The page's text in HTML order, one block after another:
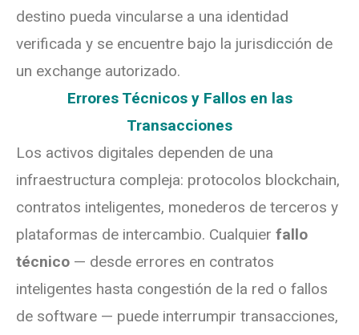
destino pueda vincularse a una identidad
verificada y se encuentre bajo la jurisdicción de
un exchange autorizado.
Errores Técnicos y Fallos en las
Transacciones
Los activos digitales dependen de una
infraestructura compleja: protocolos blockchain,
contratos inteligentes, monederos de terceros y
plataformas de intercambio. Cualquier fallo
técnico — desde errores en contratos
inteligentes hasta congestión de la red o fallos
de software — puede interrumpir transacciones,